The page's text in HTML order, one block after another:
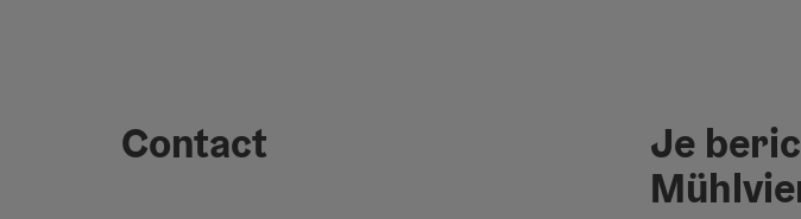
Contact
Je